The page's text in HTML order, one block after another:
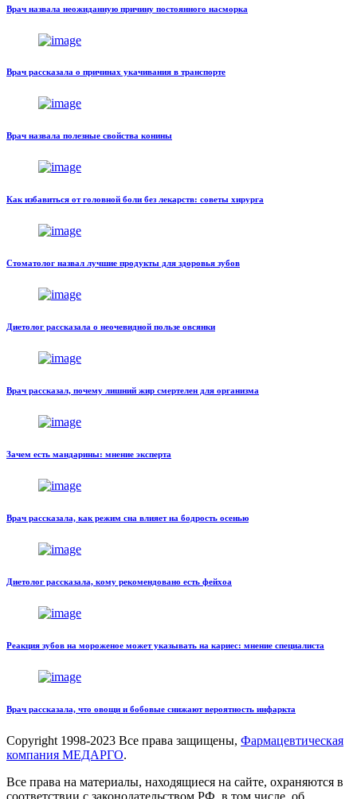
Врач назвала неожиданную причину постоянного насморка
Врач рассказала о причинах укачивания в транспорте
Врач назвала полезные свойства конины
Как избавиться от головной боли без лекарств: советы хирурга
Стоматолог назвал лучшие продукты для здоровья зубов
Диетолог рассказала о неочевидной пользе овсянки
Врач рассказал, почему лишний жир смертелен для организма
Зачем есть мандарины: мнение эксперта
Врач рассказала, как режим сна влияет на бодрость осенью
Диетолог рассказала, кому рекомендовано есть фейхоа
Реакция зубов на мороженое может указывать на кариес: мнение специалиста
Врач рассказала, что овощи и бобовые снижают вероятность инфаркта
Copyright 1998-2023 Все права защищены, Фармацевтическая
компания МЕДАРГО.
Все права на материалы, находящиеся на сайте, охраняются в
соответствии с законодательством РФ, в том числе, об